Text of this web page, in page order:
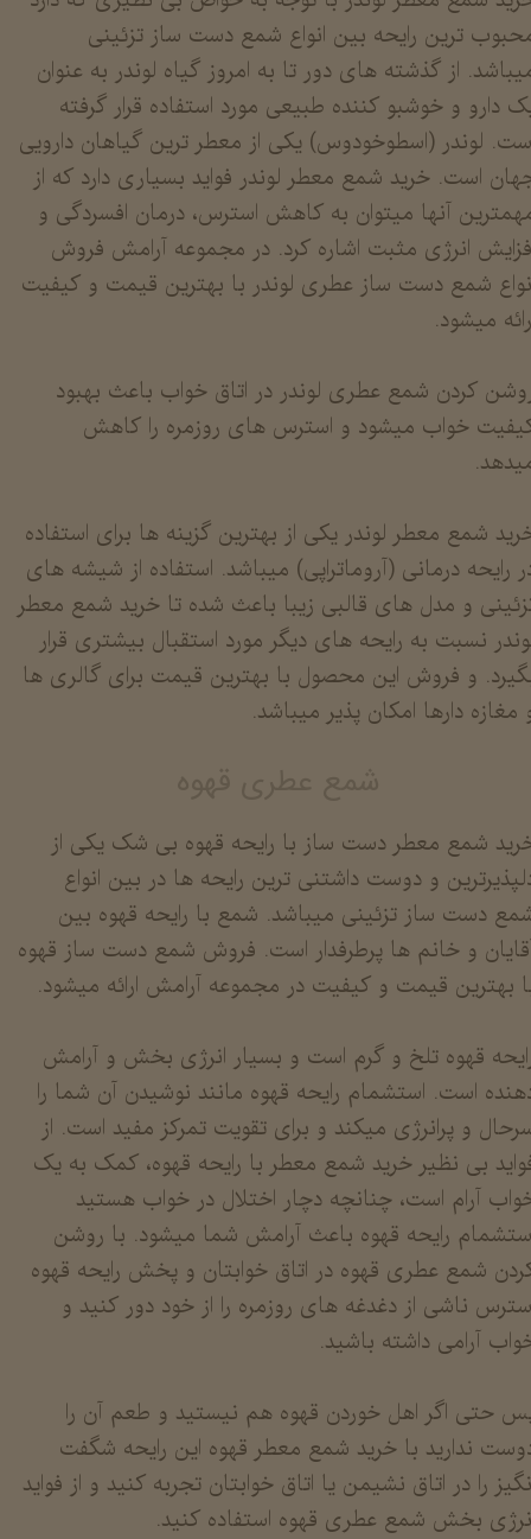
شمع معطر دست ساز با رایحه قهوه بی شک یکی از
و دوست داشتنی ترین رایحه ها در بین انواع
دست ساز تزئینی میباشد. شمع با رایحه قهوه بین
و خانم ها پرطرفدار است. فروش شمع دست ساز قهوه
بهترین قیمت و کیفیت در مجموعه آرامش ارائه میشود.
قهوه تلخ و گرم است و بسیار انرژی بخش و آرامش
است. استشمام رایحه قهوه مانند نوشیدن آن شما را
و پرانرژی میکند و برای تقویت تمرکز مفید است. از
بی نظیر خرید شمع معطر با رایحه قهوه، کمک به یک
آرام است، چنانچه دچار اختلال در خواب هستید
رایحه قهوه باعث آرامش شما میشود. با روشن
شمع عطری قهوه در اتاق خوابتان و پخش رایحه قهوه
ناشی از دغدغه های روزمره را از خود دور کنید و
آرامی داشته باشید.
حتی اگر اهل خوردن قهوه هم نیستید و طعم آن را
ندارید با خرید شمع معطر قهوه این رایحه شگفت
را در اتاق نشیمن یا اتاق خوابتان تجربه کنید و از فواید
بخش شمع عطری قهوه استفاده کنید.
ترین رایحه بین انواع شمع دست ساز تزئینی
از گذشته های دور تا به امروز گیاه لوندر به عنوان
دارو و خوشبو کننده طبیعی مورد استفاده قرار گرفته
لوندر (اسطوخودوس) یکی از معطر ترین گیاهان دارویی
است. خرید شمع معطر لوندر فواید بسیاری دارد که از
آنها میتوان به کاهش استرس، درمان افسردگی و
انرژی مثبت اشاره کرد. در مجموعه آرامش فروش
شمع دست ساز عطری لوندر با بهترین قیمت و کیفیت
میشود.
کردن شمع عطری لوندر در اتاق خواب باعث بهبود
خواب میشود و استرس های روزمره را کاهش
شمع معطر لوندر یکی از بهترین گزینه ها برای استفاده
رایحه درمانی (آروماتراپی) میباشد. استفاده از شیشه های
و مدل های قالبی زیبا باعث شده تا خرید شمع معطر
نسبت به رایحه های دیگر مورد استقبال بیشتری قرار
و فروش این محصول با بهترین قیمت برای گالری ها
مغازه دارها امکان پذیر میباشد.